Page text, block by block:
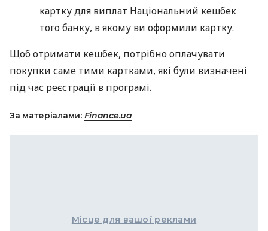
картку для виплат Національний кешбек
того банку, в якому ви оформили картку.
Щоб отримати кешбек, потрібно оплачувати
покупки саме тими картками, які були визначені
під час реєстрації в програмі.
За матеріалами: Finance.ua
Місце для вашої реклами